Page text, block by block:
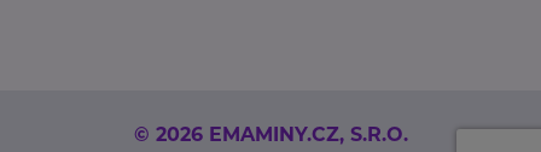
© 2026 EMAMINY.CZ, S.R.O.